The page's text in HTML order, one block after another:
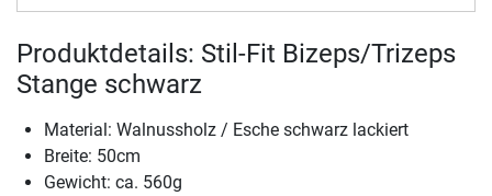
Produktdetails: Stil-Fit Bizeps/Trizeps
Stange schwarz
Material: Walnussholz / Esche schwarz lackiert
Breite: 50cm
Gewicht: ca. 560g